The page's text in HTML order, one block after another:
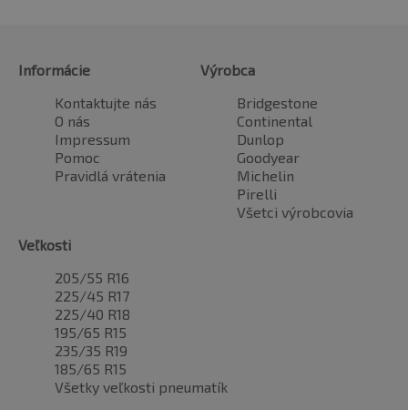
Informácie
Kontaktujte nás
O nás
Impressum
Pomoc
Pravidlá vrátenia
Výrobca
Bridgestone
Continental
Dunlop
Goodyear
Michelin
Pirelli
Všetci výrobcovia
Veľkosti
205/55 R16
225/45 R17
225/40 R18
195/65 R15
235/35 R19
185/65 R15
Všetky veľkosti pneumatík